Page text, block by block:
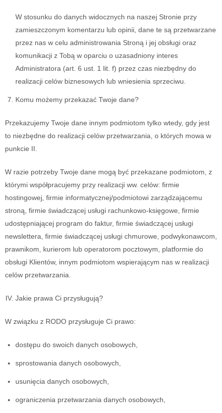
W stosunku do danych widocznych na naszej Stronie przy
zamieszczonym komentarzu lub opinii, dane te są przetwarzane
przez nas w celu administrowania Stroną i jej obsługi oraz
komunikacji z Tobą w oparciu o uzasadniony interes
Administratora (art. 6 ust. 1 lit. f) przez czas niezbędny do
realizacji celów biznesowych lub wniesienia sprzeciwu.
Komu możemy przekazać Twoje dane?
Przekazujemy Twoje dane innym podmiotom tylko wtedy, gdy jest
to niezbędne do realizacji celów przetwarzania, o których mowa w
punkcie II.
W razie potrzeby Twoje dane mogą być przekazane podmiotom, z
którymi współpracujemy przy realizacji ww. celów: firmie
hostingowej, firmie informatycznej/podmiotowi zarządzającemu
stroną, firmie świadczącej usługi rachunkowo-księgowe, firmie
udostępniającej program do faktur, firmie świadczącej usługi
newslettera, firmie świadczącej usługi chmurowe, podwykonawcom,
prawnikom, kurierom lub operatorom pocztowym, platformie do
obsługi Klientów, innym podmiotom wspierającym nas w realizacji
celów przetwarzania.
Jakie prawa Ci przysługują?
W związku z RODO przysługuje Ci prawo:
dostępu do swoich danych osobowych,
sprostowania danych osobowych,
usunięcia danych osobowych,
ograniczenia przetwarzania danych osobowych,